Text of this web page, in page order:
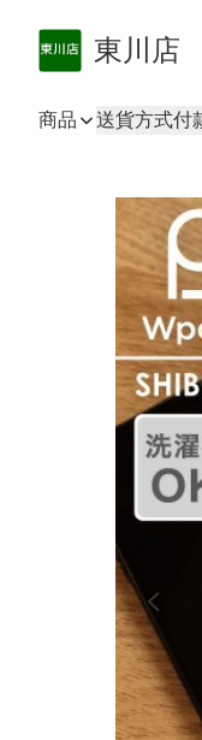
東川店
商品 送貨方式付